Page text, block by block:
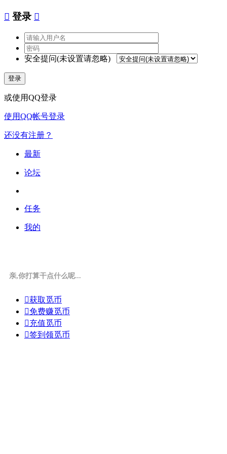
 登录 
安全提问(未设置请忽略)
登录
或使用QQ登录
使用QQ帐号登录
还没有注册？
最新
论坛
任务
我的
亲,你打算干点什么呢...
获取觅币
免费赚觅币
充值觅币
签到领觅币